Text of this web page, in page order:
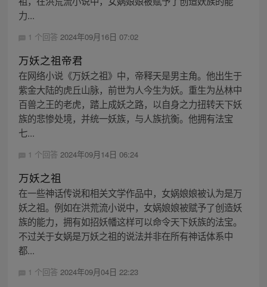
力...
1 个回答 2024年09月16日 07:02
万妖之祖帝君
在网络小说《万妖之祖》中，帝释天是男主角。他出生于
紫金大陆的虎丘山脉，前世为人今生为妖。重生为丛林中
百兽之王的老虎，踏上成妖之路，以自身之力扭转天下妖
族的悲惨处境，并统一妖族，与人族抗衡。他拥有法宝
七...
1 个回答 2024年09月14日 06:24
万妖之祖
在一些神话传说和相关文学作品中，女娲娘娘被认为是万
妖之祖。例如在洪荒流小说中，女娲娘娘被赋予了创造妖
族的能力，拥有如招妖幡这样可以命令天下妖族的法宝。
不过关于女娲是万妖之祖的说法并非在所有神话体系中
都...
1 个回答 2024年09月04日 22:23